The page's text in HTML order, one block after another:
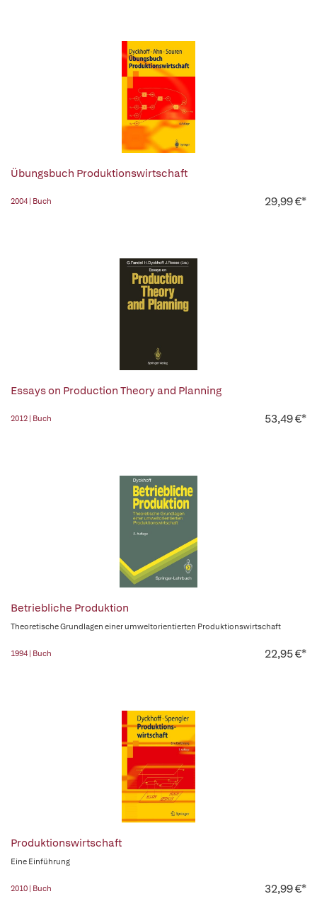
Übungsbuch Produktionswirtschaft
2004 | Buch 29,99 €*
Essays on Production Theory and Planning
2012 | Buch 53,49 €*
Betriebliche Produktion
Theoretische Grundlagen einer umweltorientierten Produktionswirtschaft
1994 | Buch 22,95 €*
Produktionswirtschaft
Eine Einführung
2010 | Buch 32,99 €*